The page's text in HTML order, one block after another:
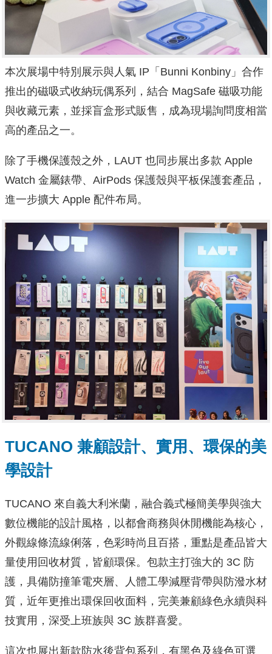
本次展場中特別展示與人氣 IP「Bunni Konbiny」合作
推出的磁吸式收納玩偶系列，結合 MagSafe 磁吸功能
與收藏元素，並採盲盒形式販售，成為現場詢問度相當
高的產品之一。
除了手機保護殼之外，LAUT 也同步展出多款 Apple
Watch 金屬錶帶、AirPods 保護殼與平板保護套產品，
進一步擴大 Apple 配件布局。
TUCANO 兼顧設計、實用、環保的美
學設計
TUCANO 來自義大利米蘭，融合義式極簡美學與強大
數位機能的設計風格，以都會商務與休閒機能為核心，
外觀線條流線俐落，色彩時尚且百搭，重點是產品皆大
量使用回收材質，皆顧環保。包款主打強大的 3C 防
護，具備防撞筆電夾層、人體工學減壓背帶與防潑水材
質，近年更推出環保回收面料，完美兼顧綠色永續與科
技實用，深受上班族與 3C 族群喜愛。
這次也展出新款防水後背包系列，有黑色及綠色可選